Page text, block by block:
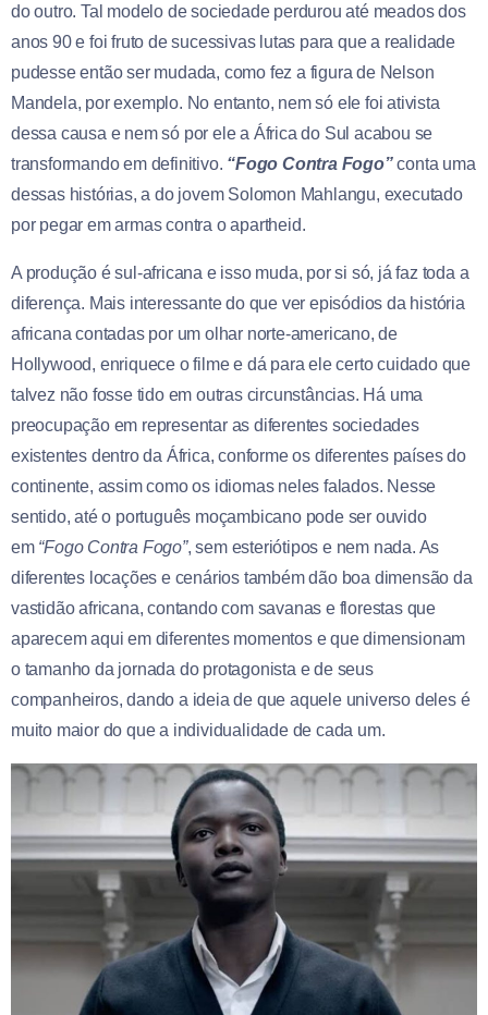
do outro. Tal modelo de sociedade perdurou até meados dos
anos 90 e foi fruto de sucessivas lutas para que a realidade
pudesse então ser mudada, como fez a figura de Nelson
Mandela, por exemplo. No entanto, nem só ele foi ativista
dessa causa e nem só por ele a África do Sul acabou se
transformando em definitivo. “Fogo Contra Fogo” conta uma
dessas histórias, a do jovem Solomon Mahlangu, executado
por pegar em armas contra o apartheid.
A produção é sul-africana e isso muda, por si só, já faz toda a
diferença. Mais interessante do que ver episódios da história
africana contadas por um olhar norte-americano, de
Hollywood, enriquece o filme e dá para ele certo cuidado que
talvez não fosse tido em outras circunstâncias. Há uma
preocupação em representar as diferentes sociedades
existentes dentro da África, conforme os diferentes países do
continente, assim como os idiomas neles falados. Nesse
sentido, até o português moçambicano pode ser ouvido
em “Fogo Contra Fogo”, sem esteriótipos e nem nada. As
diferentes locações e cenários também dão boa dimensão da
vastidão africana, contando com savanas e florestas que
aparecem aqui em diferentes momentos e que dimensionam
o tamanho da jornada do protagonista e de seus
companheiros, dando a ideia de que aquele universo deles é
muito maior do que a individualidade de cada um.